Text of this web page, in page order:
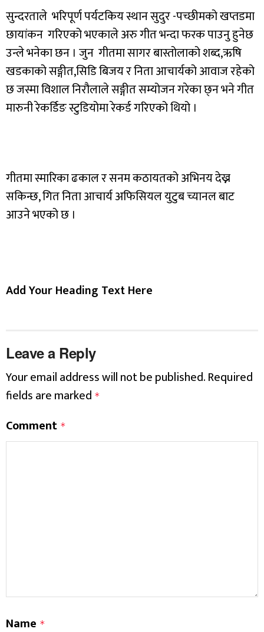
सुन्दरताले भरिपूर्ण पर्यटकिय स्थान सुदुर -पच्छीमको खप्तडमा
छायांकन गरिएको भएकाले अरु गीत भन्दा फरक पाउनु हुनेछ
उन्ले भनेका छन । जुन गीतमा सागर बास्तोलाको शब्द,ऋषि
खडकाको सङ्गीत,सिडि बिजय र निता आचार्यको आवाज रहेको
छ जस्मा विशाल निरौलाले सङ्गीत सम्योजन गरेका छ्न भने गीत
मारुनी रेकर्डिङ स्टुडियोमा रेकर्ड गरिएको थियो ।
गीतमा स्मारिका ढकाल र सनम कठायतको अभिनय देख्न
सकिन्छ, गित निता आचार्य अफिसियल युटुब च्यानल बाट
आउने भएको छ ।
Add Your Heading Text Here
Leave a Reply
Your email address will not be published.Required
fields are marked *
Comment *
Name *